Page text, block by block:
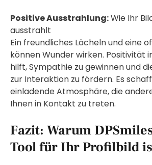
Positive Ausstrahlung:Wie Ihr
ausstrahlt
Ein freundliches Lächeln und eine
können Wunder wirken. Positivität
hilft, Sympathie zu gewinnen und
zur Interaktion zu fördern. Es
einladende Atmosphäre, die
Ihnen in Kontakt zu treten.
Fazit: Warum
Tool für Ihr Profilbild